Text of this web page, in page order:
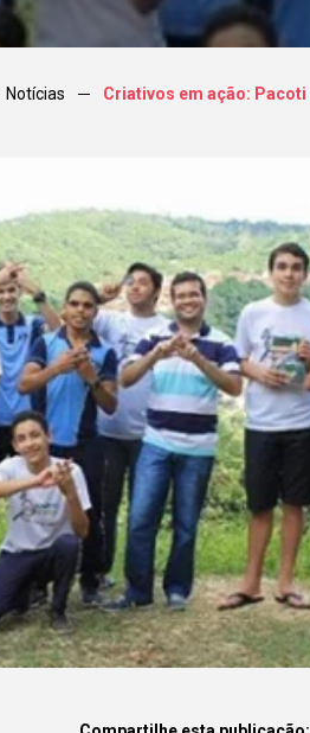
Notícias Criativos em ação: Pacoti